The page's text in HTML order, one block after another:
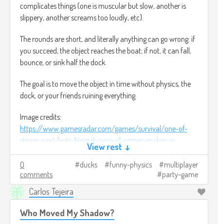
complicates things (one is muscular but slow, another is
slippery, another screams too loudly, etc).
The rounds are short, and literally anything can go wrong: if
you succeed, the object reaches the boat; if not, it can fall,
bounce, or sink half the dock.
The goal is to move the object in time without physics, the
dock, or your friends ruining everything.
Image credits:
https://www.gamesradar.com/games/survival/one-of-
steam-next-fests-biggest-survival-games-makes-a-
compelling-promise-imagine-dayz-or-rust-but-youre-a-
duck/
(It was the closest thing I found to use as a
reference).
View rest ↓
0
comments
ducks funny-physics
multiplayer
party-game
Carlos Tejeira
Who Moved My Shadow?